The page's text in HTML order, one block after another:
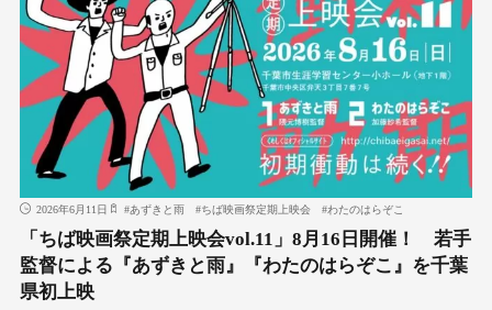
2026年6月11日 #あずきと雨 #ちば映画祭定期上映会 #わたのはらぞこ
「ちば映画祭定期上映会vol.11」8月16日開催！ 若手
監督による『あずきと雨』『わたのはらぞこ』を千葉
県初上映